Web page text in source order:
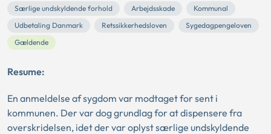
Særlige undskyldende forhold
Arbejdsskade
Kommunal
Udbetaling Danmark
Retssikkerhedsloven
Sygedagpengeloven
Gældende
Resume:
En anmeldelse af sygdom var modtaget for sent i
kommunen. Der var dog grundlag for at dispensere fra
overskridelsen, idet der var oplyst særlige undskyldende